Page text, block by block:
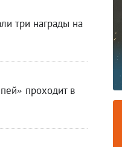
три награды на
проходит в